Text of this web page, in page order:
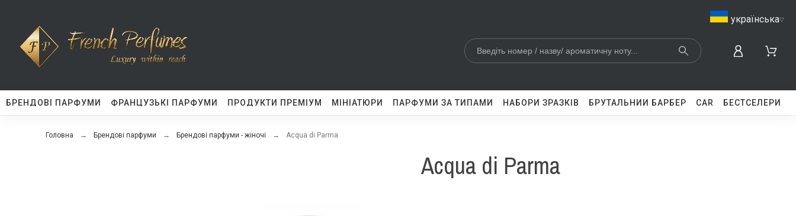
БРЕНДОВІ ПАРФУМИ ФРАНЦУЗЬКІ ПАРФУМИ ПРОДУКТИ ПРЕМІУМ МІНІАТЮРИ ПАРФУМИ ЗА ТИПАМИ НАБОРИ ЗРАЗКІВ БРУТАЛЬНИЙ БАРБЕР CAR БЕСТСЕЛЕРИ
Головна Брендові парфуми Брендові парфуми - жіночі Acqua di Parma
Acqua di Parma
українська▿